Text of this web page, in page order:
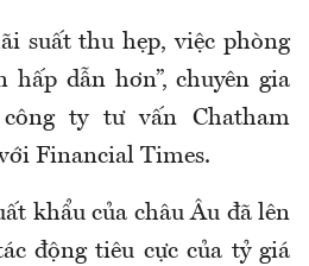
suất thu hẹp, việc phòng
hấp dẫn hơn”, chuyên gia
ty tư vấn Chatham
Financial Times.
khẩu của châu Âu đã lên
động tiêu cực của tỷ giá